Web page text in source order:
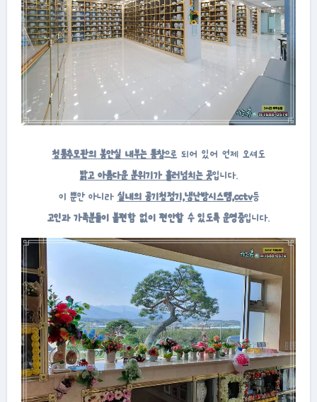
청통추모관의 봉안실 내부는 통창으로 되어 있어 언제 오셔도
밝고 아름다운 분위기가 흘러넘치는 곳입니다.
이 뿐만 아니라 실내의 공기청정기,냉난방시스템,cctv등
고인과 가족분들이 불편함 없이 편안할 수 있도록 운영중입니다.